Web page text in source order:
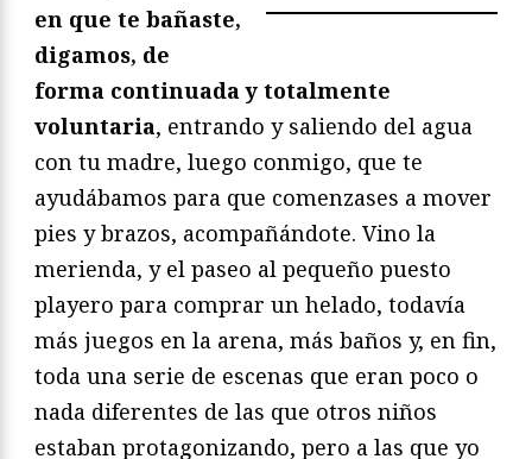
en que te bañaste,
digamos, de
forma continuada y totalmente
voluntaria, entrando y saliendo del agua
con tu madre, luego conmigo, que te
ayudábamos para que comenzases a mover
pies y brazos, acompañándote. Vino la
merienda, y el paseo al pequeño puesto
playero para comprar un helado, todavía
más juegos en la arena, más baños y, en fin,
toda una serie de escenas que eran poco o
nada diferentes de las que otros niños
estaban protagonizando, pero a las que yo